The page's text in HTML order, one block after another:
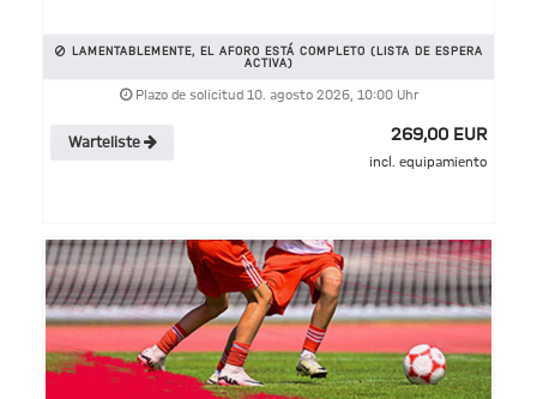
LAMENTABLEMENTE, EL AFORO ESTÁ COMPLETO (LISTA DE ESPERA
ACTIVA)
Plazo de solicitud 10. agosto 2026, 10:00 Uhr
Warteliste 269,00 EUR
incl. equipamiento